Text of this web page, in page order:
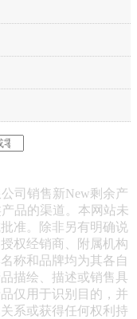
司销售新New剩余产
品的渠道。本网站未
准。除非另有明确说
权经销商、附属机构
称和品牌均为其各自
描绘、描述或销售具
仅用于识别目的，并
系或获得任何权利持